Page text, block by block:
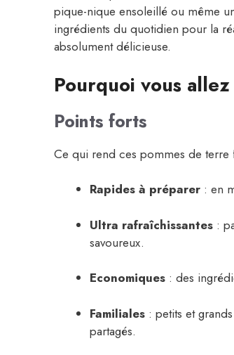
pique-nique ensoleillé ou même
ingrédients du quotidien pour la
absolument délicieuse.
Pourquoi vous
Points forts
Ce qui rend ces pommes de terre
Rapides à préparer : en
Ultra rafraîchissantes :
savoureux.
Economiques : des
Familiales : petits et
partagés.